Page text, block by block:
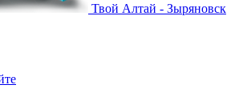
Твой Алтай - Зыряновск